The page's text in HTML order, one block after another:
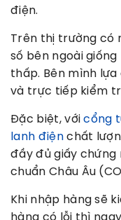
điện.
Trên thị trường có
số bên ngoài
thấp. Bên mình
và trực tiếp kiểm
Đặc biệt, vớicổng
lanh điệnchất
đầy đủ giấy chứng
chuẩn Châu Âu
Khi nhập hàng sẽ
hàng có lỗi thì